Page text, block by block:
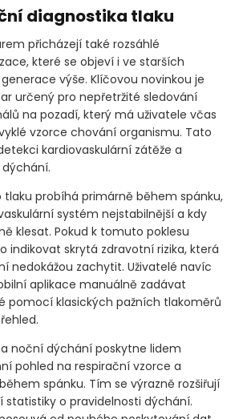
diagnostika tlaku
přicházejí také rozsáhlé
které se objeví i ve starších
výše. Klíčovou novinkou je
určený pro nepřetržité sledování
na pozadí, který má uživatele včas
vzorce chování organismu. Tato
kardiovaskulární zátěže a
tlaku probíhá primárně během spánku,
systém nejstabilnější a kdy
klesat. Pokud k tomuto poklesu
indikovat skrytá zdravotní rizika, která
nedokážou zachytit. Uživatelé navíc
aplikace manuálně zadávat
pomocí klasických pažních tlakoměrů
noční dýchání poskytne lidem
pohled na respirační vzorce a
spánku. Tím se výrazně rozšiřují
statistiky o pravidelnosti dýchání.